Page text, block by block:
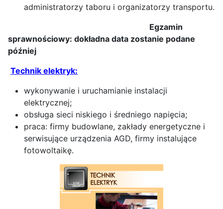
administratorzy taboru i organizatorzy transportu.
Egzamin
sprawnościowy: dokładna data zostanie podane
później
Technik elektryk:
wykonywanie i uruchamianie instalacji
elektrycznej;
obsługa sieci niskiego i średniego napięcia;
praca: firmy budowlane, zakłady energetyczne i
serwisujące urządzenia AGD, firmy instalujące
fotowoltaikę.